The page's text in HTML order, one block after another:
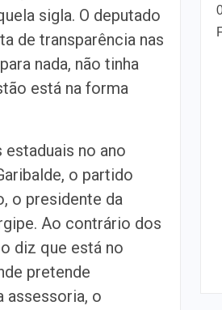
sigla. O deputado
de transparência nas
nada, não tinha
está na forma
no ano
o partido
o presidente da
Ao contrário dos
diz que está no
pretende
assessoria, o